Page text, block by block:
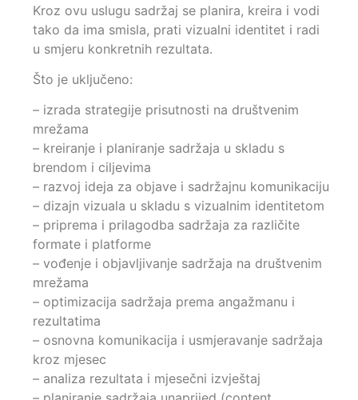
Kroz ovu uslugu sadržaj se planira, kreira i vodi
tako da ima smisla, prati vizualni identitet i radi
u smjeru konkretnih rezultata.
Što je uključeno:
– izrada strategije prisutnosti na društvenim
mrežama
– kreiranje i planiranje sadržaja u skladu s
brendom i ciljevima
– razvoj ideja za objave i sadržajnu komunikaciju
– dizajn vizuala u skladu s vizualnim identitetom
– priprema i prilagodba sadržaja za različite
formate i platforme
– vođenje i objavljivanje sadržaja na društvenim
mrežama
– optimizacija sadržaja prema angažmanu i
rezultatima
– osnovna komunikacija i usmjeravanje sadržaja
kroz mjesec
– analiza rezultata i mjesečni izvještaj